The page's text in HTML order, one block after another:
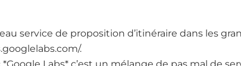
service de proposition d’itinéraire dans les
.